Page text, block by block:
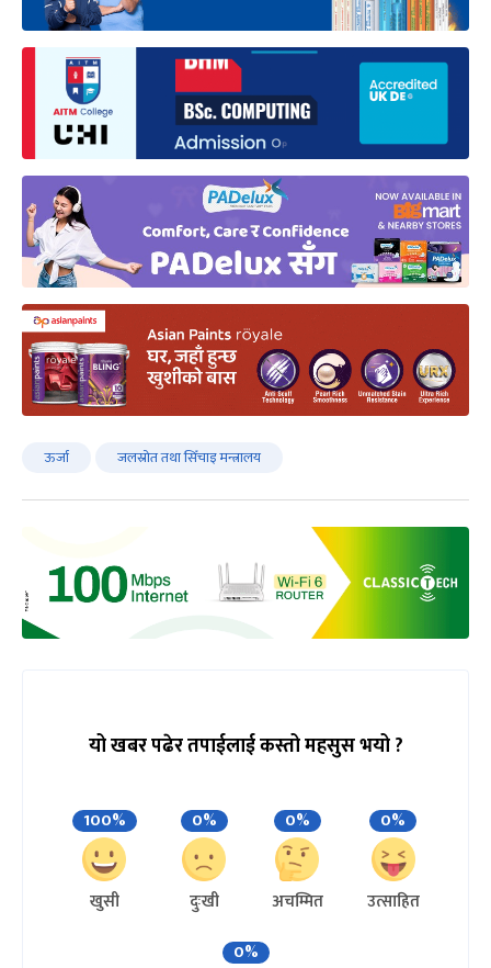
ऊर्जा जलस्रोत तथा सिँचाइ मन्त्रालय
यो खबर पढेर तपाईलाई कस्तो महसुस भयो ?
100%
खुसी
0%
दुःखी
0%
अचम्मित
0%
उत्साहित
0%